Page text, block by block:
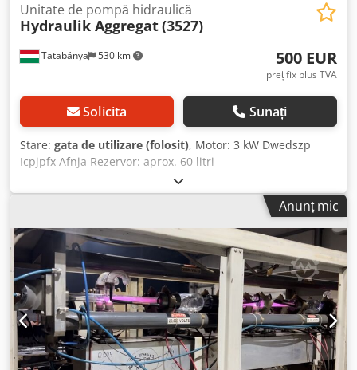
Tatabánya 530 km
Unitate de pompă hidraulică
Hydraulik Aggregat(3527)
500 EUR
preț fix plus TVA
Solicita Sunați
Stare: gata de utilizare (folosit), Motor: 3 kW Dwedszp
Icpjpfx Afnja Rezervor: aprox. 60 litri
Anunț mic